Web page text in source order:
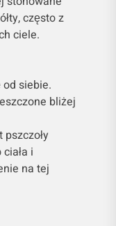
często z
ciele.
od siebie.
bliżej
i
na tej